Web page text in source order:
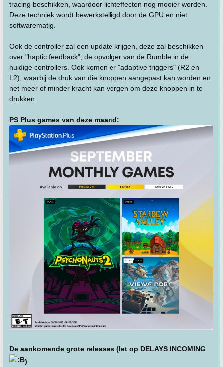
tracing beschikken, waardoor lichteffecten nog mooier worden.
Deze techniek wordt bewerkstelligd door de GPU en niet
softwarematig.
Ook de controller zal een update krijgen, deze zal beschikken
over "haptic feedback", de opvolger van de Rumble in de
huidige controllers. Ook komen er "adaptive triggers" (R2 en
L2), waarbij de druk van die knoppen aangepast kan worden en
het meer of minder kracht kan vergen om deze knoppen in te
drukken.
PS Plus games van deze maand:
De aankomende grote releases (let op DELAYS INCOMING
)